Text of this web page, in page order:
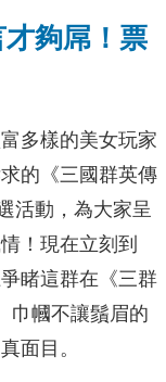
夠屌！票
多樣的美女玩家
的《三國群英傳
活動，為大家呈
！現在立刻到
睹這群在《三群
巾幗不讓鬚眉的
面目。